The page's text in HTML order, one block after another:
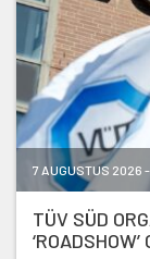
7 AUGUSTUS 2026
TÜV SÜD